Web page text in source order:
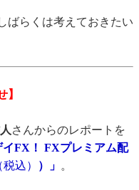
ばらくは考えておきたい
】
さんからのレポートを
イFX！ FXプレミアム配
込） ）」 。